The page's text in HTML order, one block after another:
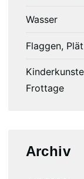
Wasser
Flaggen,
Frottage
Archiv